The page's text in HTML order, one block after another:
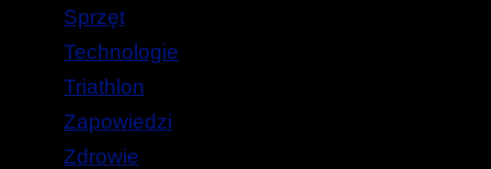
Sprzęt
Technologie
Triathlon
Zapowiedzi
Zdrowie